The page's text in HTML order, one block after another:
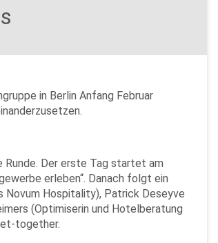
in Berlin Anfang Februar
Runde. Der erste Tag startet am
erleben“. Danach folgt ein
Novum Hospitality), Patrick Deseyve
(Optimiserin und Hotelberatung
together.